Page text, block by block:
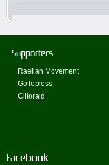
Supporters
Raelian Movement
GoTopless
Clitoraid
Facebook